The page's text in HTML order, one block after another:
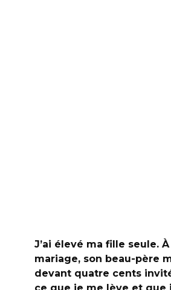
J’ai élevé ma fille seule.
mariage, son beau-père
devant quatre cents